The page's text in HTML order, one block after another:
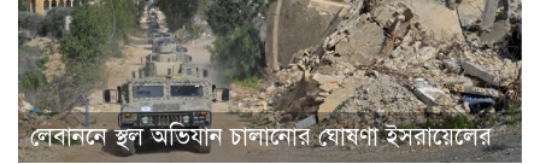
লেবাননে স্থল অভিযান চালানোর ঘোষণা ইসরায়েলের